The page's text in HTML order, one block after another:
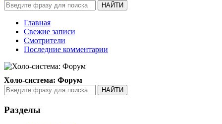
Главная
Свежие записи
Смотрители
Последние комментарии
Холо-система: Форум
Разделы